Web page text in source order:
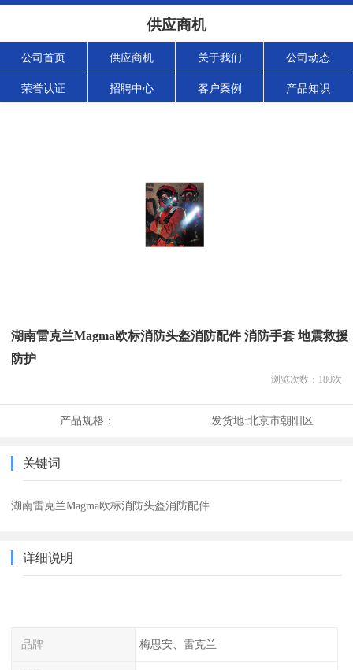
供应商机
公司首页 供应商机 关于我们 公司动态
荣誉认证 招聘中心 客户案例 产品知识
湖南雷克兰Magma欧标消防头盔消防配件 消防手套 地震救援
防护
浏览次数： 180次
产品规格： 发货地:北京市朝阳区
关键词
湖南雷克兰Magma欧标消防头盔消防配件
详细说明
品牌 梅思安、雷克兰